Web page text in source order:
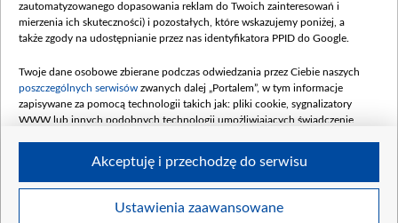
Dofinansowanie 900 000 000,00 PLN
Data podpisania umowy: LUTY 2026 (wpłata
kwiecień 180 mln, 7 maja 180 mln, 8
czerwca 90 mln)
Dofinansowanie 250 000 000,00 PLN
4 sierpnia 250 mln
zautomatyzowanego dopasowania reklam do Twoich zainteresowań i
mierzenia ich skuteczności) i pozostałych, które wskazujemy poniżej, a
także zgody na udostępnianie przez nas identyfikatora PPID do Google.
Twoje dane osobowe zbierane podczas odwiedzania przez Ciebie naszych
poszczególnych serwisów zwanych dalej „Portalem”, w tym informacje
zapisywane za pomocą technologii takich jak: pliki cookie, sygnalizatory
WWW lub innych podobnych technologii umożliwiających świadczenie
Twoje dane osobowe zbierane podczas odwiedzania przez Ciebie
Ustawienia zaawansowane
Akceptuję i przechodzę do serwisu